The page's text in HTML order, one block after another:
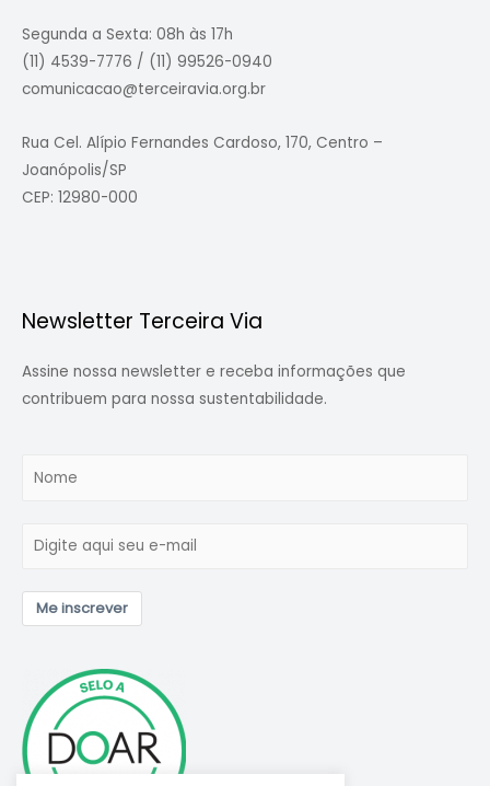
Segunda a Sexta: 08h às 17h
(11) 4539-7776 / (11) 99526-0940
comunicacao@terceiravia.org.br
Rua Cel. Alípio Fernandes Cardoso, 170, Centro –
Joanópolis/SP
CEP: 12980-000
Newsletter Terceira Via
Assine nossa newsletter e receba informações que
contribuem para nossa sustentabilidade.
Me inscrever